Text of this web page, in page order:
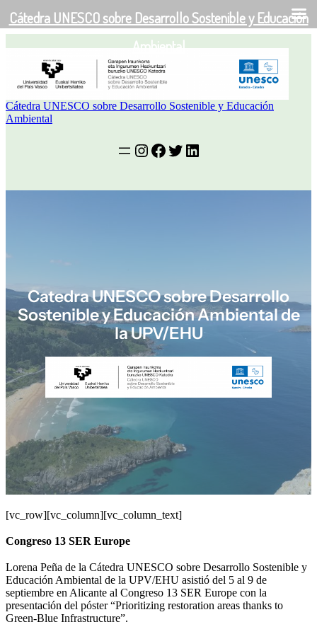
al
contenido
Cátedra UNESCO sobre Desarrollo Sostenible y Educación
Ambiental
Instagram
Facebook
Twitter
LinkedIn
Catedra UNESCO sobre Desarrollo
Sostenible y Educación Ambiental de
la UPV/EHU
[vc_row][vc_column][vc_column_text]
Congreso 13 SER Europe
Lorena Peña de la Cátedra UNESCO sobre Desarrollo Sostenible y
Educación Ambiental de la UPV/EHU asistió del 5 al 9 de
septiembre en Alicante al Congreso 13 SER Europe con la
presentación del póster “Prioritizing restoration areas thanks to
Green-Blue Infrastructure”.
EU EN ES
Cátedra UNESCO sobre Desarrollo Sostenible y Educación
Ambiental